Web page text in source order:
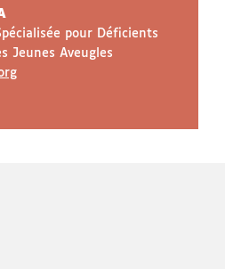
pour Déficients
Jeunes Aveugles